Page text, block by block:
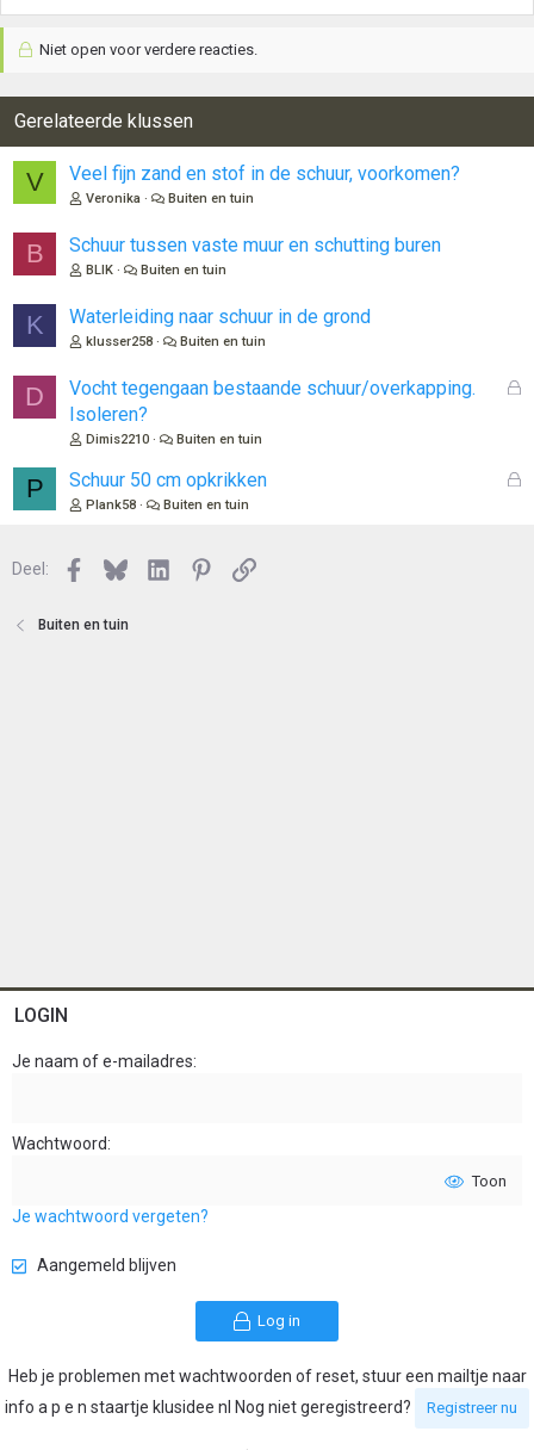
Niet open voor verdere reacties.
Gerelateerde klussen
V Veel fijn zand en stof in de schuur, voorkomen?
Veronika Buiten en tuin
B Schuur tussen vaste muur en schutting buren
BLIK Buiten en tuin
K Waterleiding naar schuur in de grond
klusser258 Buiten en tuin
D
G
o
Vocht tegengaan bestaande schuur/overkapping.
Isoleren?
Dimis2210 Buiten en tuin
P
G
Schuur 50 cm opkrikken
Plank58 Buiten en tuin
Deel: Facebook
BlueskyLinkedInPinterest
Link
Buiten en tuin
LOGIN
Je naam of e-mailadres
Wachtwoord
Toon
Je wachtwoord vergeten?
Aangemeld blijven
Log in
Heb je problemen met wachtwoorden of reset, stuur een mailtje naar
info a p e n staartje klusidee nl Nog niet geregistreerd?
Registreer nu